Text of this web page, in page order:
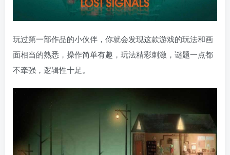
玩过第一部作品的小伙伴，你就会发现这款游戏的玩法和画
面相当的熟悉，操作简单有趣，玩法精彩刺激，谜题一点都
不牵强，逻辑性十足。